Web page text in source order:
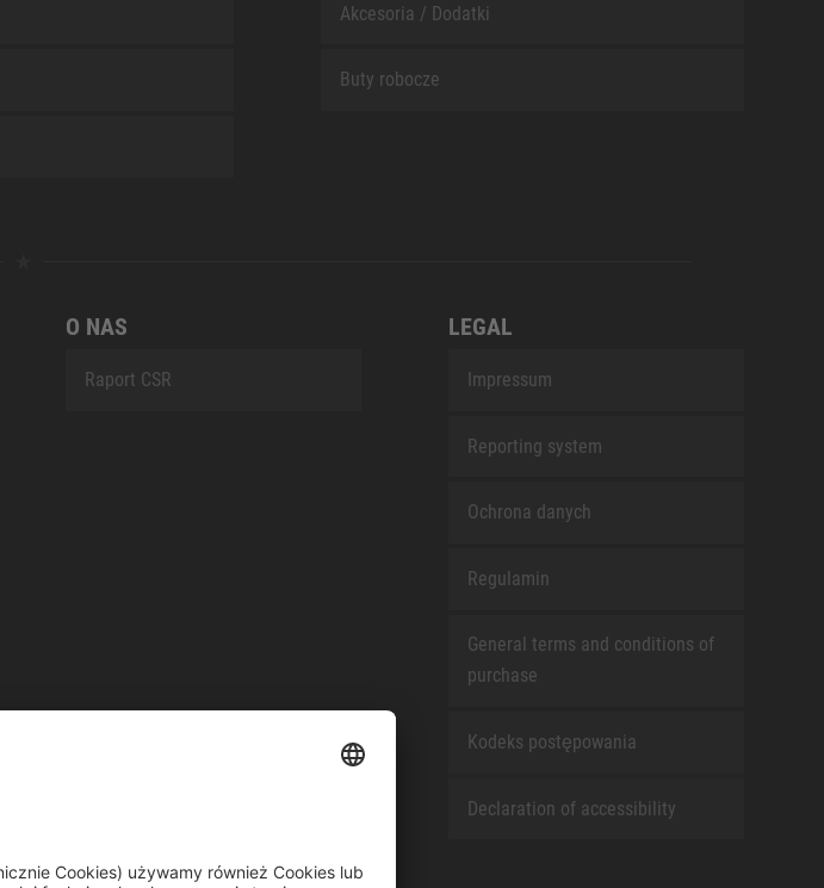
Akcesoria / Dodatki
Buty robocze
O NAS
Raport CSR
LEGAL
Impressum
Reporting system
Ochrona danych
Regulamin
General terms and conditions of
purchase
Kodeks postępowania
Declaration of accessibility